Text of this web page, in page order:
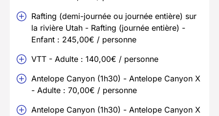
Rafting (demi-journée ou journée entière) sur
la rivière Utah - Rafting (journée entière) -
Enfant : 245,00€ / personne
VTT - Adulte : 140,00€ / personne
Antelope Canyon (1h30) - Antelope Canyon X
- Adulte : 70,00€ / personne
Antelope Canyon (1h30) - Antelope Canyon X